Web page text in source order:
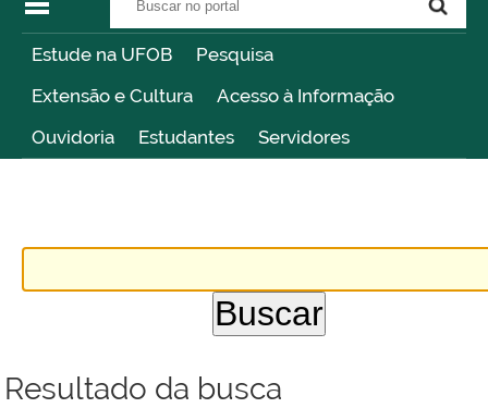
Estude na UFOB
Pesquisa
Extensão e Cultura
Acesso à Informação
Ouvidoria
Estudantes Servidores
Resultado da busca